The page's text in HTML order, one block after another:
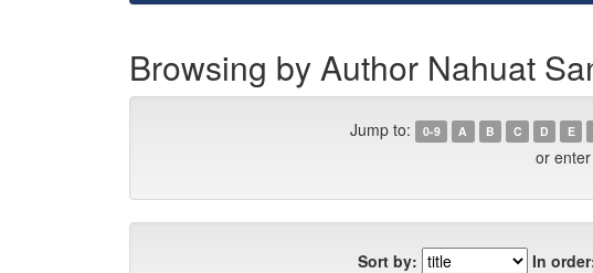
Browsing by Author Nahuat
Jump to: 0-9 A B C D E
or
Sort by: In